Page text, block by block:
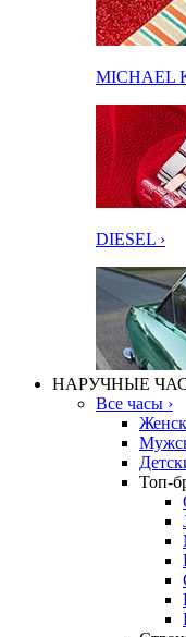
MICHAEL
DIESEL ›
НАРУЧНЫЕ
Все часы ›
Топ-